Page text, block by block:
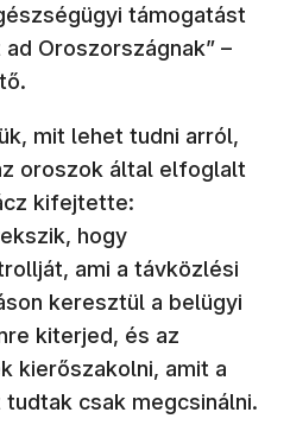
támogatást
Oroszországnak” –
mit lehet tudni arról,
oroszok által elfoglalt
kifejtette:
hogy
ami a távközlési
keresztül a belügyi
kiterjed, és az
kierőszakolni, amit a
csak megcsinálni.